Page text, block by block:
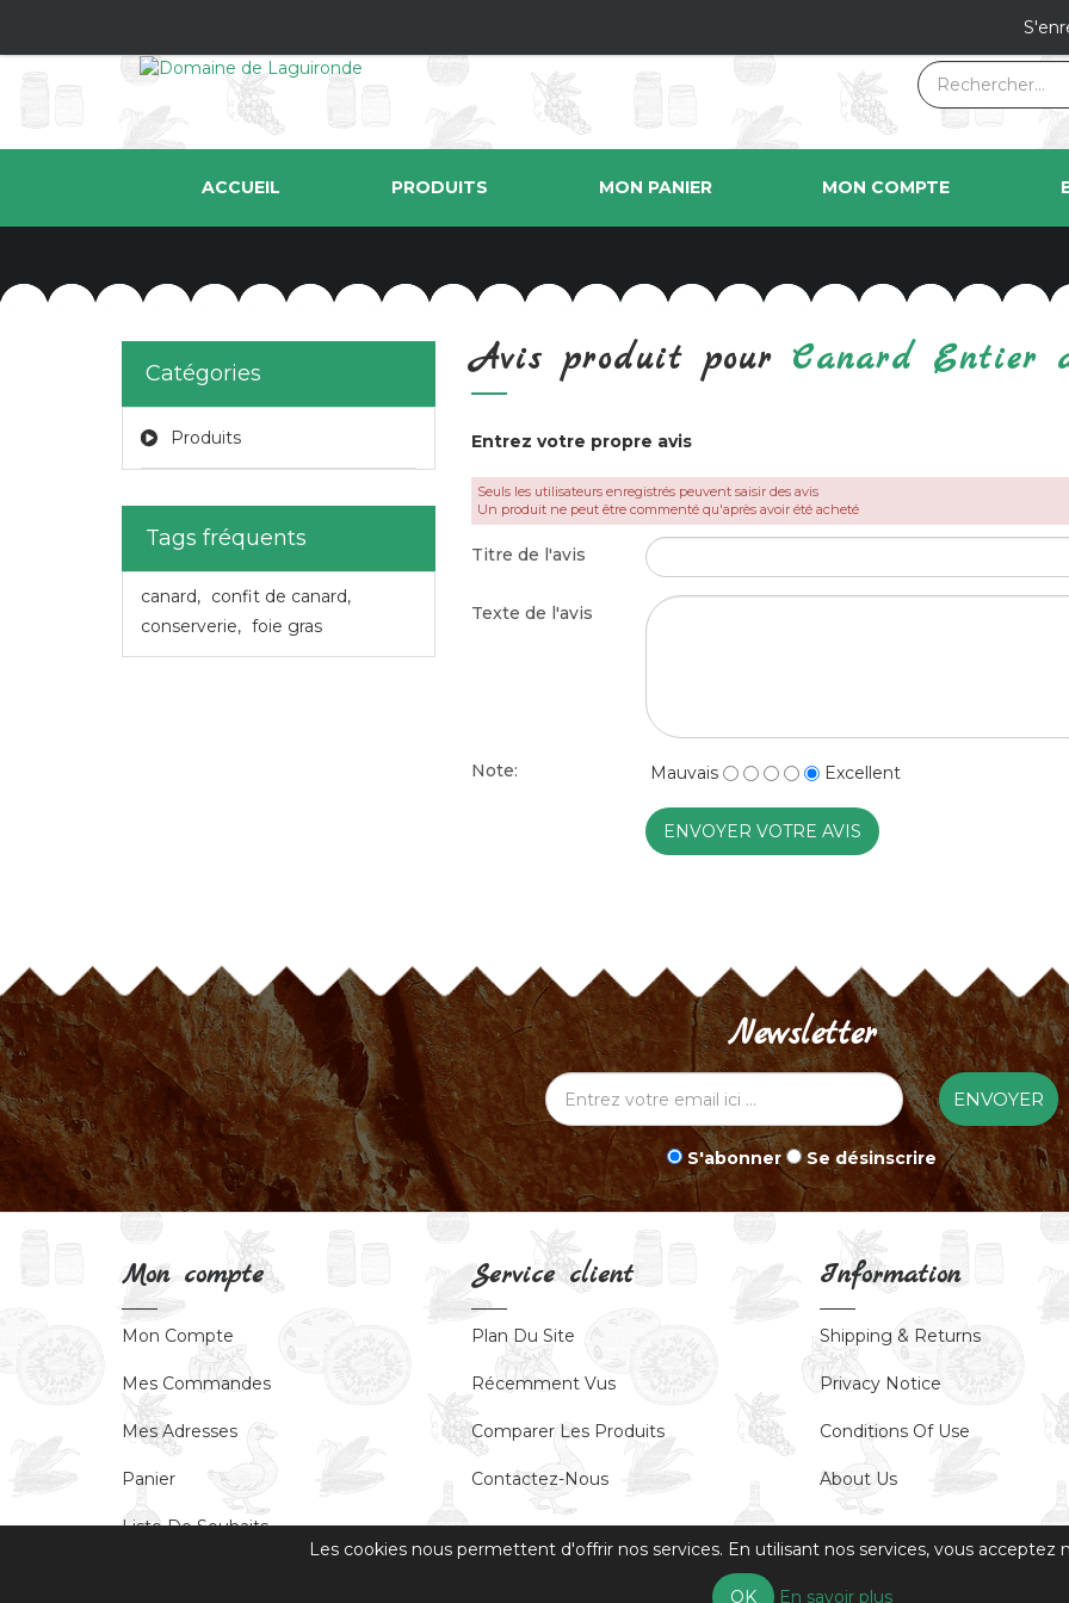
ACCUEIL PRODUITS MON PANIER MON COMPTE
Catégories
Produits
Tags fréquents
canard, confit de canard,
conserverie, foie gras
Avis produit pour Canard Entier
Entrez votre propre avis
Seuls les utilisateurs enregistrés peuvent saisir des avis
Un produit ne peut être commenté qu'après avoir été acheté
Titre de l'avis
Texte de l'avis
Note: Mauvais Excellent
ENVOYER VOTRE AVIS
Newsletter
ENVOYER
S'abonner Se désinscrire
Mon compte
Mon Compte
Mes Commandes
Mes Adresses
Panier
Liste De Souhaits
Service client
Plan Du Site
Récemment Vus
Comparer Les Produits
Contactez-Nous
Information
Shipping & Returns
Privacy Notice
Conditions Of Use
About Us
Les cookies nous permettent d'offrir nos services. En utilisant nos services, vous acceptez
OK En savoir plus